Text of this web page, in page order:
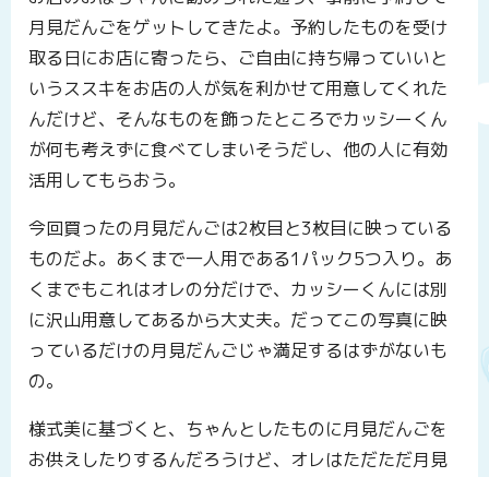
月見だんごをゲットしてきたよ。予約したものを受け
取る日にお店に寄ったら、ご自由に持ち帰っていいと
いうススキをお店の人が気を利かせて用意してくれた
んだけど、そんなものを飾ったところでカッシーくん
が何も考えずに食べてしまいそうだし、他の人に有効
活用してもらおう。
今回買ったの月見だんごは2枚目と3枚目に映っている
ものだよ。あくまで一人用である1パック5つ入り。あ
くまでもこれはオレの分だけで、カッシーくんには別
に沢山用意してあるから大丈夫。だってこの写真に映
っているだけの月見だんごじゃ満足するはずがないも
の。
様式美に基づくと、ちゃんとしたものに月見だんごを
お供えしたりするんだろうけど、オレはただただ月見